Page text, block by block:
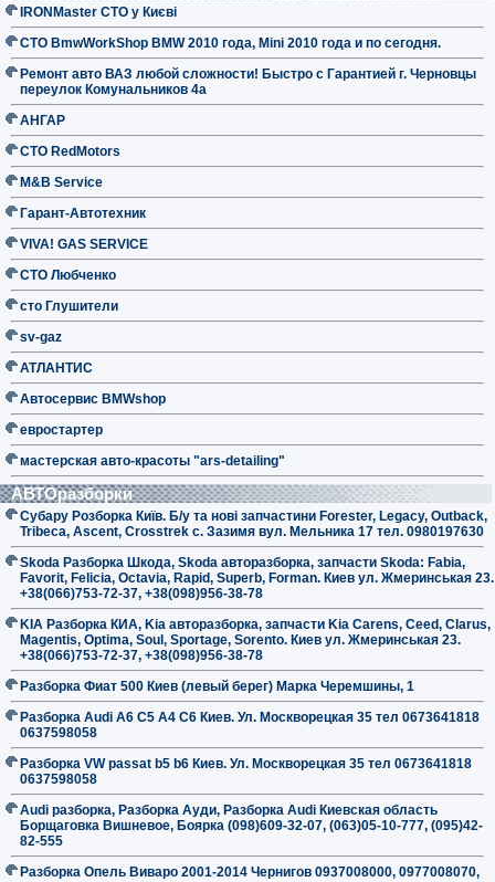
IRONMaster СТО у Києві
СТО BmwWorkShop BMW 2010 года, Mini 2010 года и по сегодня.
Ремонт авто ВАЗ любой сложности! Быстро с Гарантией г. Черновцы
переулок Комунальников 4а
АНГАР
СТО RedMotors
M&B Service
Гарант-Автотехник
VIVA! GAS SERVICE
СТО Любченко
сто Глушители
sv-gaz
АТЛАНТИС
Автосервис BMWshop
евростартер
мастерская авто-красоты "ars-detailing"
АВТОразборки
Субару Розборка Київ. Б/у та нові запчастини Forester, Legacy, Outback,
Tribeca, Ascent, Crosstrek с. Зазимя вул. Мельника 17 тел. 0980197630
Skoda Разборка Шкода, Skoda авторазборка, запчасти Skoda: Fabia,
Favorit, Felicia, Octavia, Rapid, Superb, Forman. Киев ул. Жмеринськая 23.
+38(066)753-72-37, +38(098)956-38-78
KIA Разборка КИА, Kia авторазборка, запчасти Kia Carens, Ceed, Clarus,
Magentis, Optima, Soul, Sportage, Sorento. Киев ул. Жмеринськая 23.
+38(066)753-72-37, +38(098)956-38-78
Разборка Фиат 500 Киев (левый берег) Марка Черемшины, 1
Разборка Audi A6 C5 A4 C6 Киев. Ул. Москворецкая 35 тел 0673641818
0637598058
Разборка VW passat b5 b6 Киев. Ул. Москворецкая 35 тел 0673641818
0637598058
Audi разборка, Разборка Ауди, Разборка Audi Киевская область
Борщаговка Вишневое, Боярка (098)609-32-07, (063)05-10-777, (095)42-
82-555
Разборка Опель Виваро 2001-2014 Чернигов 0937008000, 0977008070,